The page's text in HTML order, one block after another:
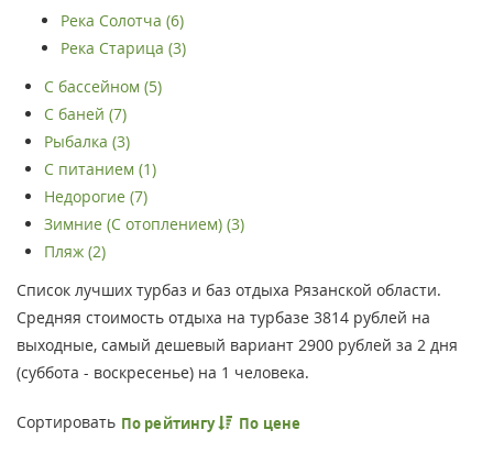
Река Солотча (6)
Река Старица (3)
С бассейном (5)
С баней (7)
Рыбалка (3)
С питанием (1)
Недорогие (7)
Зимние (С отоплением) (3)
Пляж (2)
Список лучших турбаз и баз отдыха Рязанской области.
Средняя стоимость отдыха на турбазе 3814 рублей на
выходные, самый дешевый вариант 2900 рублей за 2 дня
(суббота - воскресенье) на 1 человека.
Сортировать По рейтингу По цене